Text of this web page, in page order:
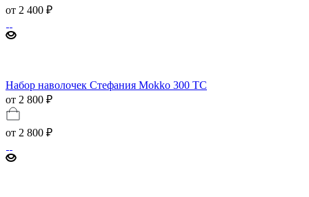
от 2 400 ₽
Набор наволочек Стефания Mokko 300 ТС
от 2 800 ₽
от 2 800 ₽